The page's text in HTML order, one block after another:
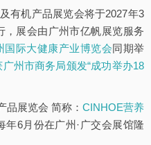
有机产品展览会将于2027年3
，展会由广州市亿帆展览服务
国际大健康产业博览会同期举
广州市商务局颁发“成功举办18
品展览会 简称： CINHOE营养
年6月份在广州·广交会展馆隆